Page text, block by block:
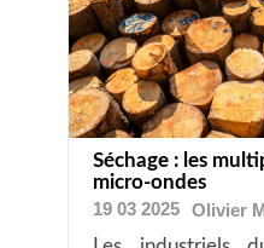
Séchage : les
micro-ondes
19 03 2025
Olivier